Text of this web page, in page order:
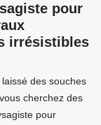
pour
irrésistibles
des souches
cherchez des
pour